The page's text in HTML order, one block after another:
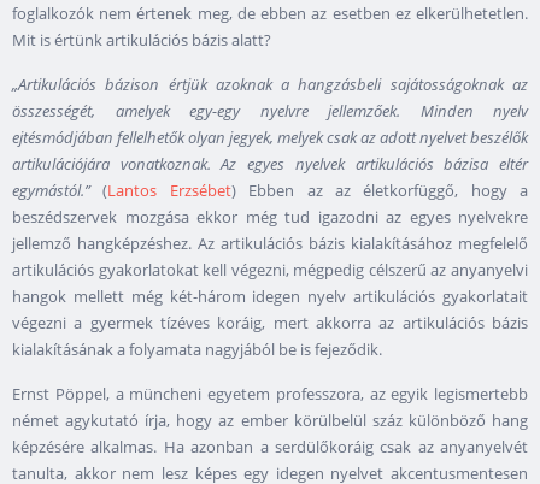
foglalkozók nem értenek meg, de ebben az esetben ez elkerülhetetlen.
Mit is értünk artikulációs bázis alatt?
„Artikulációs bázison értjük azoknak a hangzásbeli sajátosságoknak az
összességét, amelyek egy-egy nyelvre jellemzőek. Minden nyelv
ejtésmódjában fellelhetők olyan jegyek, melyek csak az adott nyelvet beszélők
artikulációjára vonatkoznak. Az egyes nyelvek artikulációs bázisa eltér
egymástól.”(Lantos Erzsébet) Ebben az az életkorfüggő, hogy a
beszédszervek mozgása ekkor még tud igazodni az egyes nyelvekre
jellemző hangképzéshez. Az artikulációs bázis kialakításához megfelelő
artikulációs gyakorlatokat kell végezni, mégpedig célszerű az anyanyelvi
hangok mellett még két-három idegen nyelv artikulációs gyakorlatait
végezni a gyermek tízéves koráig, mert akkorra az artikulációs bázis
kialakításának a folyamata nagyjából be is fejeződik.
Ernst Pöppel, a müncheni egyetem professzora, az egyik legismertebb
német agykutató írja, hogy az ember körülbelül száz különböző hang
képzésére alkalmas. Ha azonban a serdülőkoráig csak az anyanyelvét
tanulta, akkor nem lesz képes egy idegen nyelvet akcentusmentesen